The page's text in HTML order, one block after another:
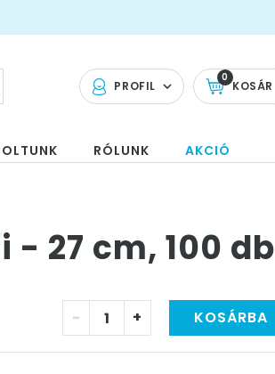
PROFIL KOSÁR
0
RÓLUNK AKCIÓ
27 cm, 100 db
- + KOSÁRBA